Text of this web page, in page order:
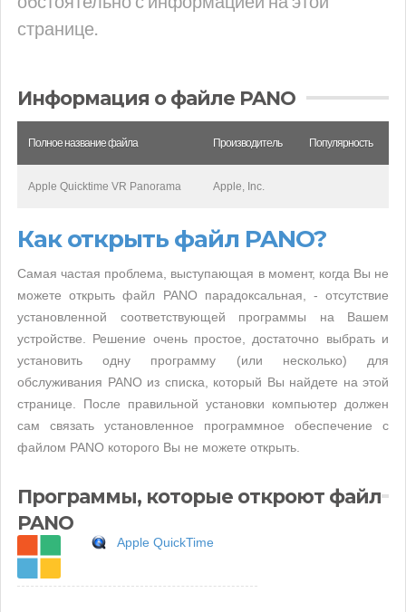
странице.
Информация о файле PANO
Полное название файла Производитель Популярность
Apple Quicktime VR Panorama Apple, Inc.
Как открыть файл PANO?
Самая частая проблема, выступающая в момент, когда Вы не
можете открыть файл PANO парадоксальная, - отсутствие
установленной соответствующей программы на Вашем
устройстве. Решение очень простое, достаточно выбрать и
установить одну программу (или несколько) для
обслуживания PANO из списка, который Вы найдете на этой
странице. После правильной установки компьютер должен
сам связать установленное программное обеспечение с
файлом PANO которого Вы не можете открыть.
Программы, которые откроют файл
PANO
Apple QuickTime